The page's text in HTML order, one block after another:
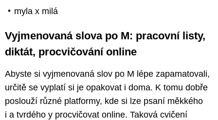
myla x milá
Vyjmenovaná slova po M: pracovní listy,
diktát, procvičování online
Abyste si vyjmenovaná slov po M lépe zapamatovali,
určitě se vyplatí si je opakovat i doma. K tomu dobře
poslouží různé platformy, kde si lze psaní měkkého
i a tvrdého y procvičovat online. Taková cvičení